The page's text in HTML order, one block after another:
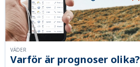
Varför är prognoser olika?
VÄDER